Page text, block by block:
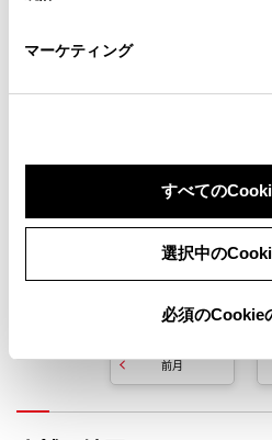
マーケティング
すべての
選択中の
必須のCookie
イベント日
前月